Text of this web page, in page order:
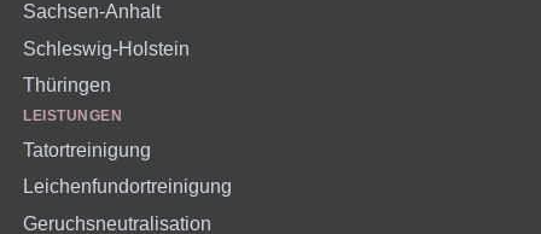
Sachsen-Anhalt
Schleswig-Holstein
Thüringen
LEISTUNGEN
Tatortreinigung
Leichenfundortreinigung
Geruchsneutralisation